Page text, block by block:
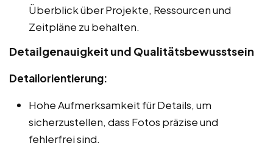
Überblick über Projekte, Ressourcen und
Zeitpläne zu behalten.
Detailgenauigkeit und Qualitätsbewusstsein
Detailorientierung:
Hohe Aufmerksamkeit für Details, um
sicherzustellen, dass Fotos präzise und
fehlerfrei sind.